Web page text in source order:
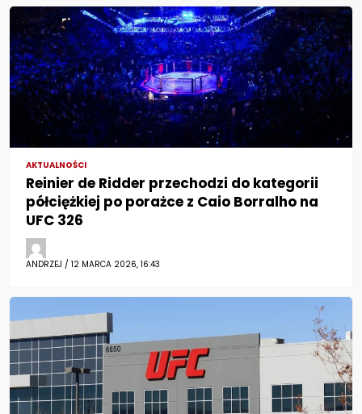
AKTUALNOŚCI
Reinier de Ridder przechodzi do kategorii
półciężkiej po porażce z Caio Borralho na
UFC 326
ANDRZEJ / 12 MARCA 2026, 16:43